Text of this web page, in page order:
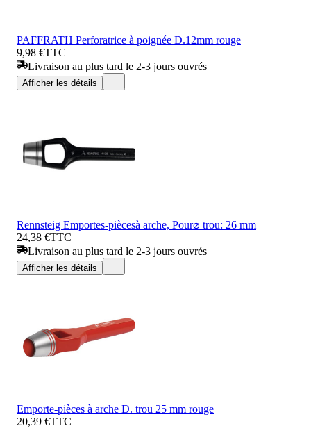
PAFFRATH Perforatrice à poignée D.12mm rouge
9,98 €TTC
Livraison au plus tard le 2-3 jours ouvrés
Afficher les détails
Rennsteig Emportes-piècesà arche, Pour⌀ trou: 26 mm
24,38 €TTC
Livraison au plus tard le 2-3 jours ouvrés
Afficher les détails
Emporte-pièces à arche D. trou 25 mm rouge
20,39 €TTC